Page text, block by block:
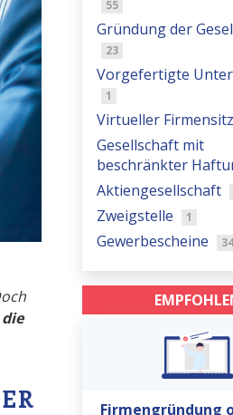
55
Gründung der
23
Vorgefertigte
1
Virtueller Firmensitz
Gesellschaft mit
beschränkter
Aktiengesellschaft
Zweigstelle 1
Gewerbescheine 34
Firmengründung